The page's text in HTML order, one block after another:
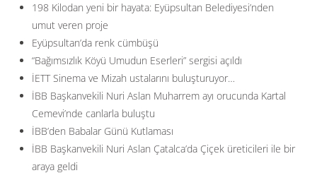
198 Kilodan yeni bir hayata: Eyüpsultan Belediyesi’nden
umut veren proje
Eyüpsultan’da renk cümbüşü
“Bağımsızlık Köyü Umudun Eserleri” sergisi açıldı
İETT Sinema ve Mizah ustalarını buluşturuyor…
İBB Başkanvekili Nuri Aslan Muharrem ayı orucunda Kartal
Cemevi’nde canlarla buluştu
İBB’den Babalar Günü Kutlaması
İBB Başkanvekili Nuri Aslan Çatalca’da Çiçek üreticileri ile bir
araya geldi